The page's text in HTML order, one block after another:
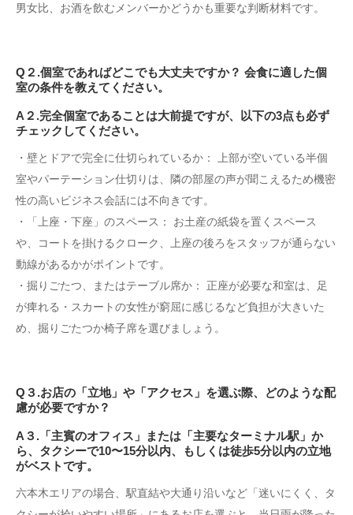
男女比、お酒を飲むメンバーかどうかも重要な判断材料です。
Q２.個室であればどこでも大丈夫ですか？ 会食に適した個
室の条件を教えてください。
A２.完全個室であることは大前提ですが、以下の3点も必ず
チェックしてください。
・壁とドアで完全に仕切られているか： 上部が空いている半個
室やパーテーション仕切りは、隣の部屋の声が聞こえるため機密
性の高いビジネス会話には不向きです。
・「上座・下座」のスペース： お土産の紙袋を置くスペース
や、コートを掛けるクローク、上座の後ろをスタッフが通らない
動線があるかがポイントです。
・掘りごたつ、またはテーブル席か： 正座が必要な和室は、足
が痺れる・スカートの女性が窮屈に感じるなど負担が大きいた
め、掘りごたつか椅子席を選びましょう。
Q３.お店の「立地」や「アクセス」を選ぶ際、どのような配
慮が必要ですか？
A３.「主賓のオフィス」または「主要なターミナル駅」か
ら、タクシーで10〜15分以内、もしくは徒歩5分以内の立地
がベストです。
六本木エリアの場合、駅直結や大通り沿いなど「迷いにくく、タ